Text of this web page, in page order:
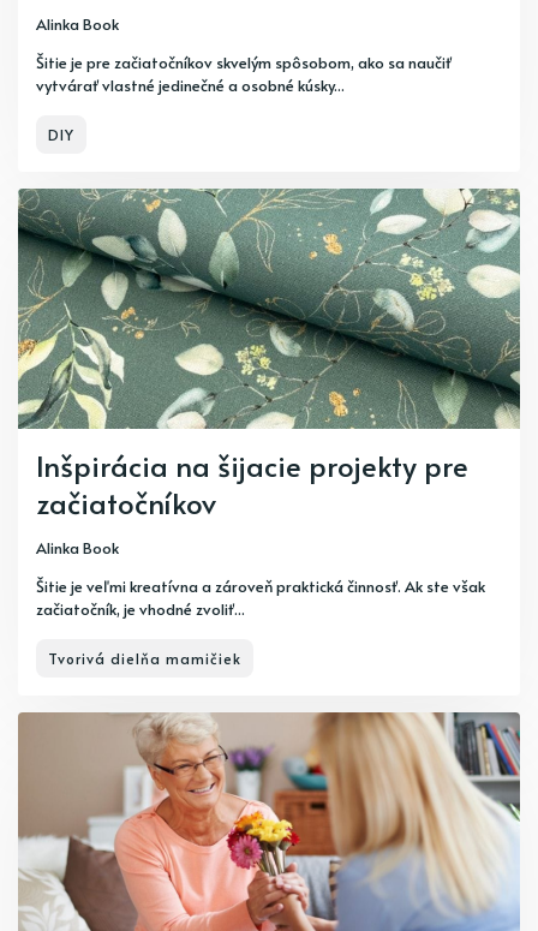
Alinka Book
Šitie je pre začiatočníkov skvelým spôsobom, ako sa naučiť
vytvárať vlastné jedinečné a osobné kúsky...
DIY
Inšpirácia na šijacie projekty pre
začiatočníkov
Alinka Book
Šitie je veľmi kreatívna a zároveň praktická činnosť. Ak ste však
začiatočník, je vhodné zvoliť...
Tvorivá dielňa mamičiek